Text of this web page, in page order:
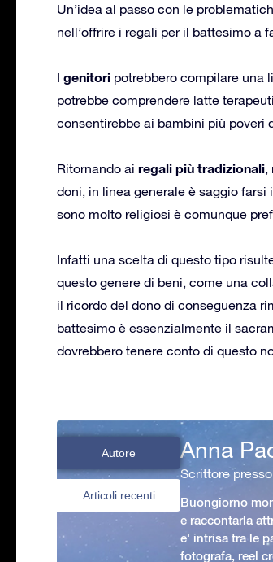
Un’idea al passo con le
nell’offrire i regali per il battesimo a
I genitori potrebbero compilare una
potrebbe comprendere latte
consentirebbe ai bambini più poveri
Ritornando ai regali più tradizionali,
doni, in linea generale è saggio
sono molto religiosi è comunque
Infatti una scelta di questo tipo
questo genere di beni, come una
il ricordo del dono di conseguenza
battesimo è essenzialmente il
dovrebbero tenere conto di questo
Autore
Articoli recenti
Anna
Scrittore
Buongiorno
e raccontarla
e' intrisa tra le
fotografa, reel